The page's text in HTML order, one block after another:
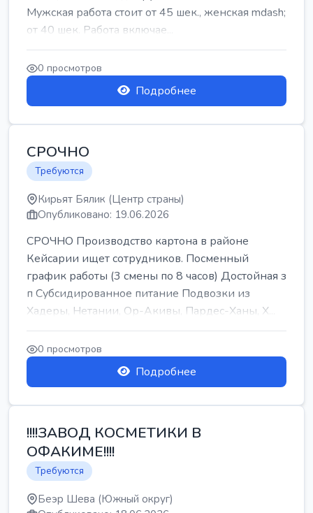
Мужская работа стоит от 45 шек., женская mdash;
от 40 шек. Работа включае...
0 просмотров
Подробнее
СРОЧНО
Требуются
Кирьят Бялик (Центр страны)
Опубликовано: 19.06.2026
СРОЧНО Производство картона в районе
Кейсарии ищет сотрудников. Посменный
график работы (3 смены по 8 часов) Достойная з
п Субсидированное питание Подвозки из
Хадеры, Нетании, Ор-Акивы, Пардес-Ханы, Х...
0 просмотров
Подробнее
!!!!ЗАВОД КОСМЕТИКИ В
ОФАКИМЕ!!!!
Требуются
Беэр Шева (Южный округ)